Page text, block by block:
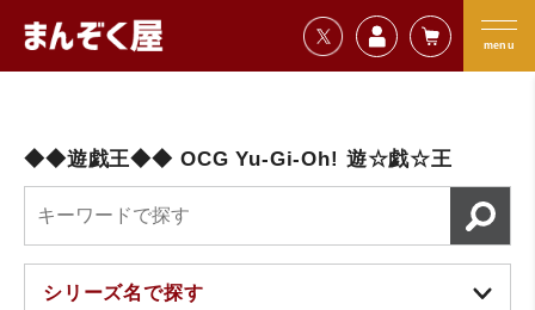
=================================
menu
まんぞく屋 格安TCG通販
◆◆遊戯王◆◆ OCG Yu-Gi-Oh! 遊☆戯☆王